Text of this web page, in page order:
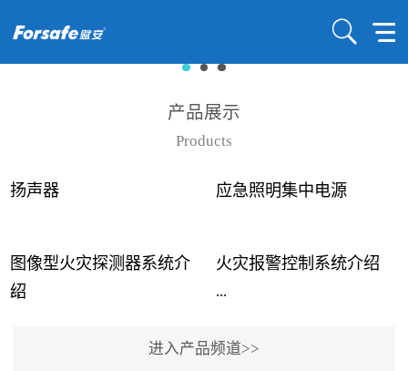
产品展示
Products
扬声器 应急照明集中电源
图像型火灾探测器系统介
绍
...
火灾报警控制系统介绍
...
进入产品频道>>